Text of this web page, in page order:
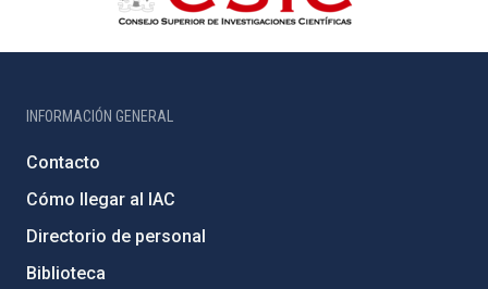
INFORMACIÓN GENERAL
Contacto
Cómo llegar al IAC
Directorio de personal
Biblioteca